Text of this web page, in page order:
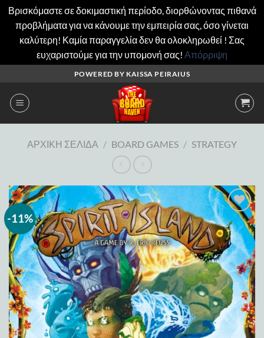
Βρισκόμαστε σε δοκιμαστική περίοδο, διορθώνοντας πιθανά
προβλήματα για να κάνουμε την εμπειρία σας, όσο γίνεται
καλύτερη! Καμία παραγγελία δεν θα ολοκληρωθεί ! Σας
ευχαριστούμε για την υπομονή σας! Απόρριψη
περιεχόμενο
POWERED BY KAISSA PEIRAIUS
ΑΡΧΙΚΉ ΣΕΛΊΔΑ / BOARD GAMES / STRATEGY
-11%
Add to
wishlist